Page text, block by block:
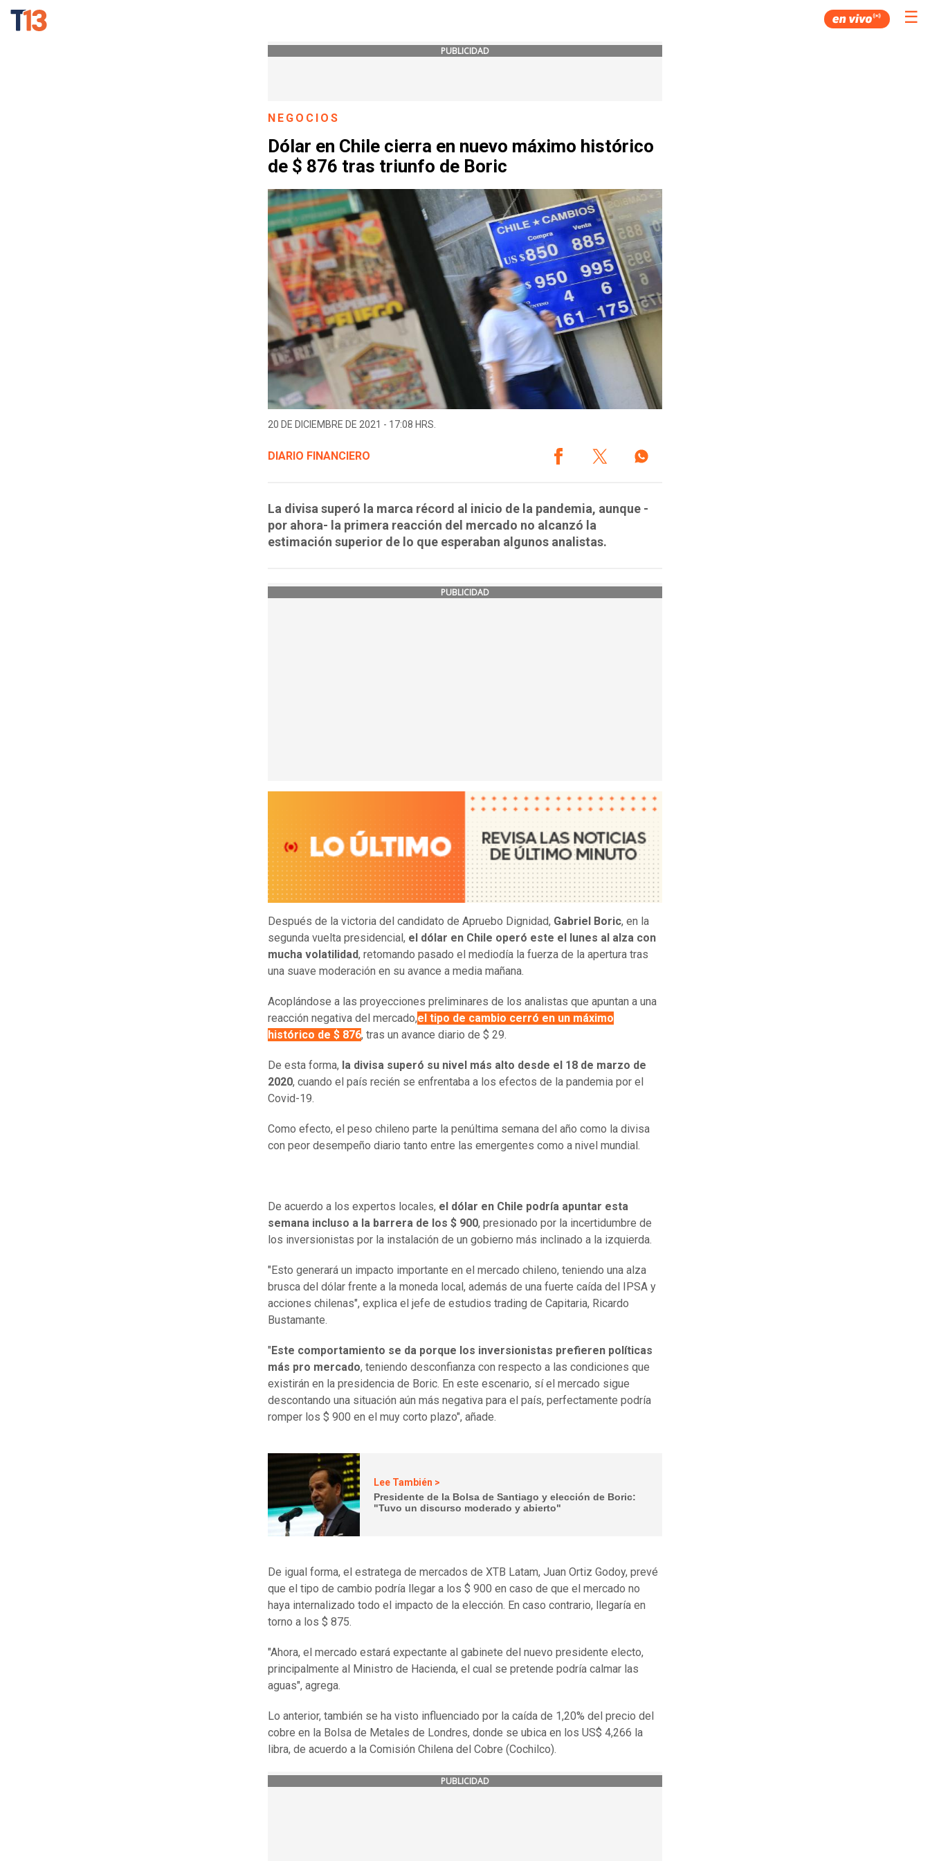
☰
PUBLICIDAD
NEGOCIOS
Dólar en Chile cierra en nuevo máximo histórico
de $ 876 tras triunfo de Boric
20 DE DICIEMBRE DE 2021 - 17:08 HRS.
DIARIO FINANCIERO
La divisa superó la marca récord al inicio de la pandemia, aunque -
por ahora- la primera reacción del mercado no alcanzó la
estimación superior de lo que esperaban algunos analistas.
PUBLICIDAD
Después de la victoria del candidato de Apruebo Dignidad, Gabriel Boric, en la
segunda vuelta presidencial, el dólar en Chile operó este el lunes al alza con
mucha volatilidad, retomando pasado el mediodía la fuerza de la apertura tras
una suave moderación en su avance a media mañana.
Acoplándose a las proyecciones preliminares de los analistas que apuntan a una
reacción negativa del mercado,el tipo de cambio cerró en un máximo
histórico de $ 876, tras un avance diario de $ 29.
De esta forma, la divisa superó su nivel más alto desde el 18 de marzo de
2020, cuando el país recién se enfrentaba a los efectos de la pandemia por el
Covid-19.
Como efecto, el peso chileno parte la penúltima semana del año como la divisa
con peor desempeño diario tanto entre las emergentes como a nivel mundial.
De acuerdo a los expertos locales, el dólar en Chile podría apuntar esta
semana incluso a la barrera de los $ 900, presionado por la incertidumbre de
los inversionistas por la instalación de un gobierno más inclinado a la izquierda.
"Esto generará un impacto importante en el mercado chileno, teniendo una alza
brusca del dólar frente a la moneda local, además de una fuerte caída del IPSA y
acciones chilenas", explica el jefe de estudios trading de Capitaria, Ricardo
Bustamante.
" Este comportamiento se da porque los inversionistas prefieren políticas
más pro mercado, teniendo desconfianza con respecto a las condiciones que
existirán en la presidencia de Boric. En este escenario, sí el mercado sigue
descontando una situación aún más negativa para el país, perfectamente podría
romper los $ 900 en el muy corto plazo", añade.
Lee También >
Presidente de la Bolsa de Santiago y elección de Boric:
"Tuvo un discurso moderado y abierto"
De igual forma, el estratega de mercados de XTB Latam, Juan Ortiz Godoy, prevé
que el tipo de cambio podría llegar a los $ 900 en caso de que el mercado no
haya internalizado todo el impacto de la elección. En caso contrario, llegaría en
torno a los $ 875.
"Ahora, el mercado estará expectante al gabinete del nuevo presidente electo,
principalmente al Ministro de Hacienda, el cual se pretende podría calmar las
aguas", agrega.
Lo anterior, también se ha visto influenciado por la caída de 1,20% del precio del
cobre en la Bolsa de Metales de Londres, donde se ubica en los US$ 4,266 la
libra, de acuerdo a la Comisión Chilena del Cobre (Cochilco).
PUBLICIDAD